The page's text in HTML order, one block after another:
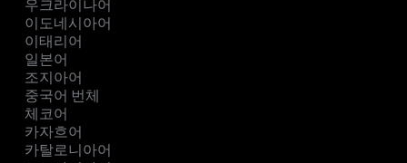
우크라이나어
이도네시아어
이태리어
일본어
조지아어
중국어 번체
체코어
카자흐어
카탈로니아어